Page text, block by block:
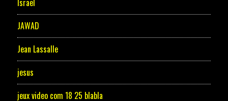
Israel
JAWAD
Jean Lassalle
jesus
jeux video com 18 25 blabla